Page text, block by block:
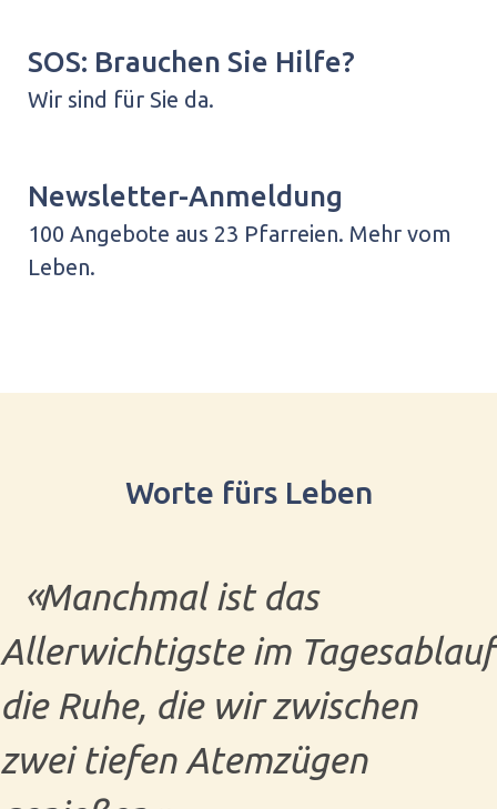
SOS: Brauchen Sie Hilfe?
Wir sind für Sie da.
Newsletter-Anmeldung
100 Angebote aus 23 Pfarreien. Mehr vom
Leben.
Worte fürs Leben
Manchmal ist das
Allerwichtigste im Tagesablauf
die Ruhe, die wir zwischen
zwei tiefen Atemzügen